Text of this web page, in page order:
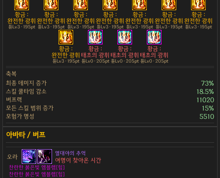
황금 :
완전한 광휘
튠Lv3 · 195pt
황금 :
완전한 광휘
튠Lv3 · 195pt
황금 :
완전한 광휘
튠Lv3 · 195pt
황금 :
완전한 광휘
튠Lv3 · 195pt
황금 :
완전한 광휘
튠Lv3 · 195pt
황금 :
완전한 광휘
튠Lv3 · 195pt
황금 :
완전한 광휘
튠Lv3 · 195pt
황금 :
완전한 광휘
튠Lv3 · 195pt
황금 :
태초의 광휘
튠Lv0 · 205pt
황금 :
태초의 광휘
튠Lv0 · 205pt
황금 :
태초의 광휘
튠Lv0 · 205pt
축복
최종 데미지 증가
73%
스킬 쿨타임 감소 18.5%
버프력 11020
모든 스킬 범위 증가 15%
모험가 명성 5510
오라 열대야의 추억
여명이 찾아온 시간
찬란한 붉은빛 엠블렘[힘]
찬란한 붉은빛 엠블렘[힘]